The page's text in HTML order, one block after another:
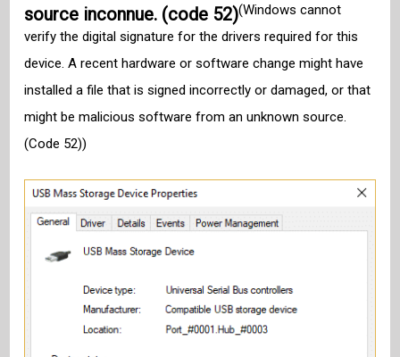
source inconnue. (code 52)(Windows cannot
verify the digital signature for the drivers required for this
device. A recent hardware or software change might have
installed a file that is signed incorrectly or damaged, or that
might be malicious software from an unknown source.
(Code 52))